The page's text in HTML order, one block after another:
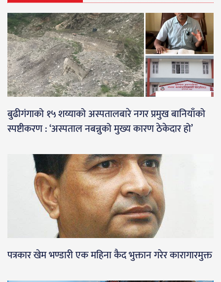
बुढीगंगाको १५ शय्याको अस्पतालबारे नगर प्रमुख बानियाँको
स्पष्टीकरण : ‘अस्पताल नबन्नुको मुख्य कारण ठेकेदार हो’
पत्रकार खेम भण्डारी एक महिना कैद भुक्तान गरेर कारागारमुक्त